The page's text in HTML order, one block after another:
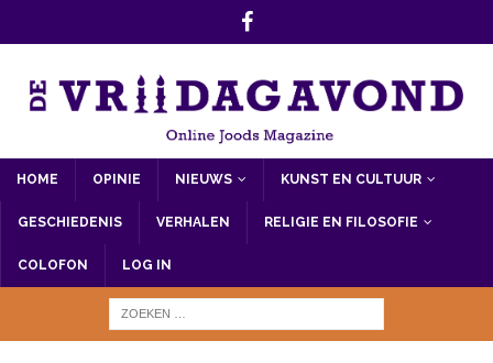
HOME OPINIE NIEUWS KUNST EN CULTUUR
GESCHIEDENIS VERHALEN RELIGIE EN FILOSOFIE
COLOFON LOG IN